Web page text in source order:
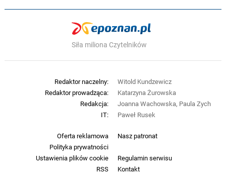
Siła miliona Czytelników
Oferta reklamowa
Nasz patronat
Polityka prywatności
Ustawienia plików cookie
Regulamin serwisu
RSS
Kontakt
Redaktor naczelny:
Witold Kundzewicz
Redaktor prowadząca:
Katarzyna Żurowska
Redakcja:
Joanna Wachowska, Paula Zych
IT:
Paweł Rusek